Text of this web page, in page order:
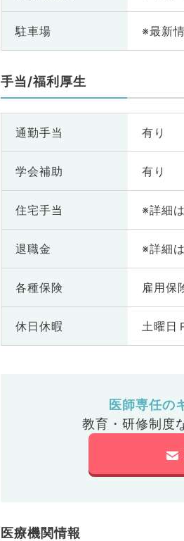
駐車場 ※最新
手当/福利厚生
通勤手当 有り
学会補助 有り
住宅手当 ※詳細
退職金 ※詳細
各種保険 雇用保
休日休暇 土曜日
医師専任の
教育・研修制度
医療機関情報